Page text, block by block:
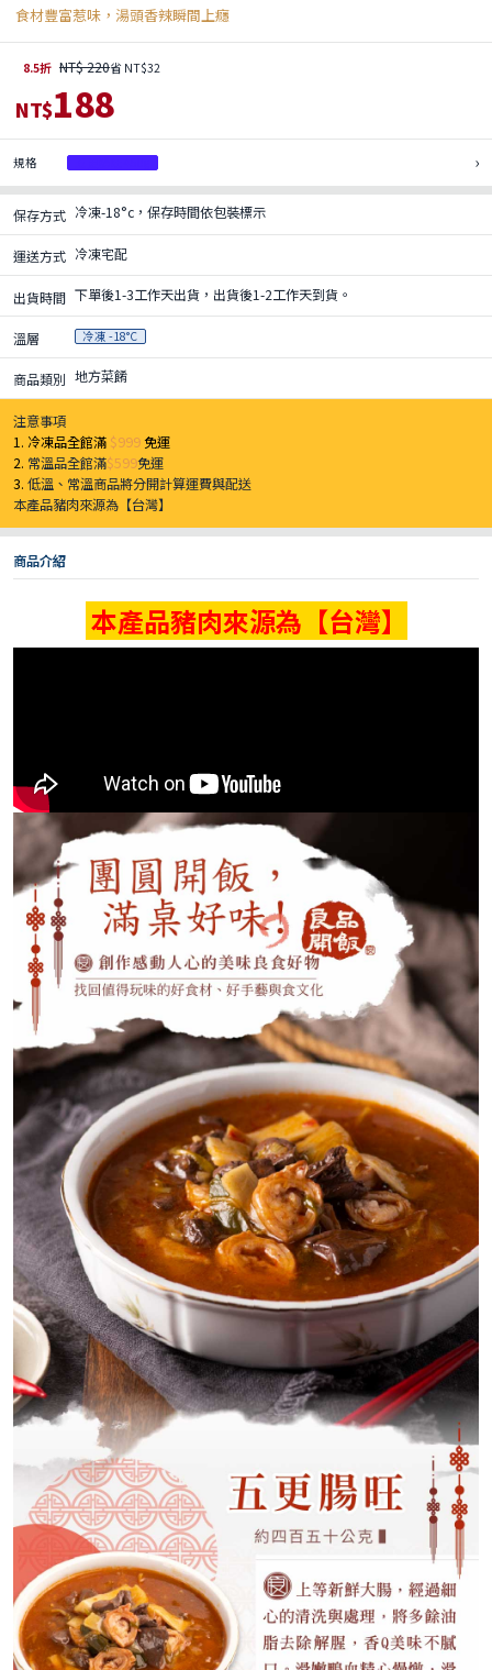
食材豐富惹味，湯頭香辣瞬間上癮
8.5折 NT$ 220省 NT$32
NT$188
規格 ›
保存方式 冷凍-18°c，保存時間依包裝標示
運送方式 冷凍宅配
出貨時間 下單後1-3工作天出貨，出貨後1-2工作天到貨。
溫層 冷凍 -18°C
商品類別 地方菜餚
注意事項
1. 冷凍品全館滿 $999免運
2. 常溫品全館滿$599免運
3.低溫、常溫商品將分開計算運費與配送
本產品豬肉來源為【台灣】
商品介紹
本產品豬肉來源為【台灣】